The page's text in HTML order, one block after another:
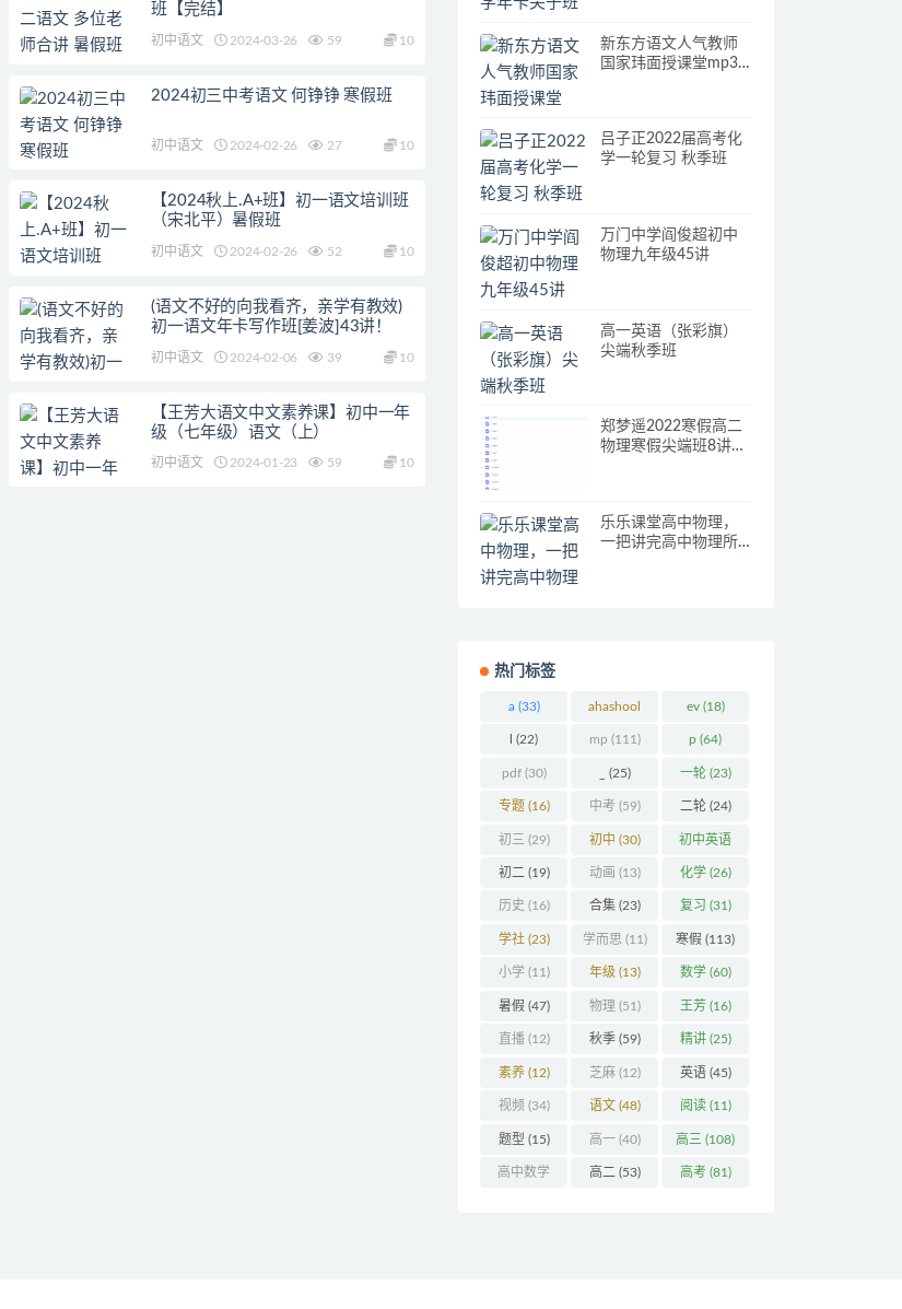
班【完结】
初中语文 2024-03-26 59 10
2024初三中考语文 何铮铮 寒假班
初中语文 2024-02-26 27 10
【2024秋上.A+班】初一语文培训班
（宋北平）暑假班
初中语文 2024-02-26 52 10
(语文不好的向我看齐，亲学有教效)
初一语文年卡写作班[姜波]43讲！
初中语文 2024-02-06 39 10
【王芳大语文中文素养课】初中一年
级（七年级）语文（上）
初中语文 2024-01-23 59 10
新东方语文人气教师
国家玮面授课堂mp3
吕子正2022届高考化
学一轮复习 秋季班
万门中学阎俊超初中
物理九年级45讲
高一英语（张彩旗）
尖端秋季班
郑梦遥2022寒假高二
物理寒假尖端班8讲完
乐乐课堂高中物理，
一把讲完高中物理所
热门标签
a(33) ahashool
(29)
ev(18)
(22) mp (111) p (64)
pdf(30) (25) 一轮(23)
专题 (16) 中考 (59) 二轮(24)
初三 (29) 初中 (30) 初中英语
(32)
初二 (19) 动画 (13) 化学(26)
历史 (16) 合集(23) 复习 (31)
学社(23) 学而思 (11) 寒假 (113)
小学(11) 年级 (13) 数学(60)
暑假 (47) 物理 (51) 王芳(16)
直播(12) 秋季(59) 精讲(25)
素养(12) 芝麻(12) 英语(45)
视频 (34) 语文 (48) 阅读(11)
题型 (15) 高一(40) 高三 (108)
高中数学 高二 (53) 高考(81)